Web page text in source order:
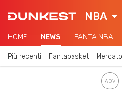
NBA
HOME NEWS FANTA NBA
Più recenti Fantabasket Mercato